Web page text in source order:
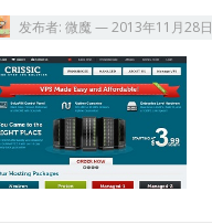
发布者: 微魔 —2013年11月28日